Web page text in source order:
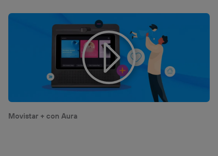
Movistar + con Aura